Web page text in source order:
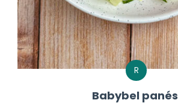
R
Babybel panés